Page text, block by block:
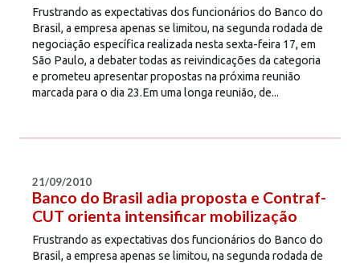
Frustrando as expectativas dos funcionários do Banco do
Brasil, a empresa apenas se limitou, na segunda rodada de
negociação específica realizada nesta sexta-feira 17, em
São Paulo, a debater todas as reivindicações da categoria
e prometeu apresentar propostas na próxima reunião
marcada para o dia 23.Em uma longa reunião, de...
21/09/2010
Banco do Brasil adia proposta e Contraf-
CUT orienta intensificar mobilização
Frustrando as expectativas dos funcionários do Banco do
Brasil, a empresa apenas se limitou, na segunda rodada de